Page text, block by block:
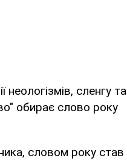
сленгу та
обирає слово року
словом року став